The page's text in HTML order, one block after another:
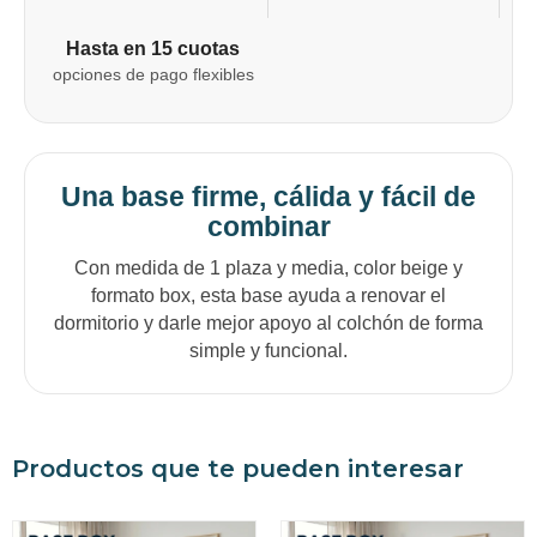
Hasta en 15 cuotas
opciones de pago flexibles
Una base firme, cálida y fácil de
combinar
Con medida de 1 plaza y media, color beige y
formato box, esta base ayuda a renovar el
dormitorio y darle mejor apoyo al colchón de forma
simple y funcional.
Productos que te pueden interesar